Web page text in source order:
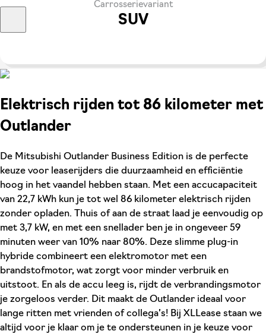
Carrosserievariant
SUV
Elektrisch rijden tot 86 kilometer met
Outlander
De Mitsubishi Outlander Business Edition is de perfecte
keuze voor leaserijders die duurzaamheid en efficiëntie
hoog in het vaandel hebben staan. Met een accucapaciteit
van 22,7 kWh kun je tot wel 86 kilometer elektrisch rijden
zonder opladen. Thuis of aan de straat laad je eenvoudig op
met 3,7 kW, en met een snellader ben je in ongeveer 59
minuten weer van 10% naar 80%. Deze slimme plug-in
hybride combineert een elektromotor met een
brandstofmotor, wat zorgt voor minder verbruik en
uitstoot. En als de accu leeg is, rijdt de verbrandingsmotor
je zorgeloos verder. Dit maakt de Outlander ideaal voor
lange ritten met vrienden of collega’s! Bij XLLease staan we
altijd voor je klaar om je te ondersteunen in je keuze voor